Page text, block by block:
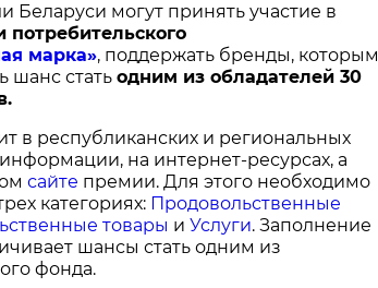
Беларуси могут принять участие в
потребительского
марка», поддержать бренды, которым
шанс стать одним из обладателей 30
в республиканских и региональных
на интернет-ресурсах, а
сайте премии. Для этого необходимо
категориях: Продовольственные
товары и Услуги. Заполнение
шансы стать одним из
фонда.